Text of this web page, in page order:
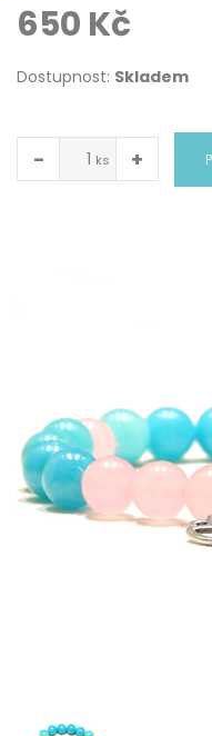
650 Kč
Dostupnost: Skladem
− ks +